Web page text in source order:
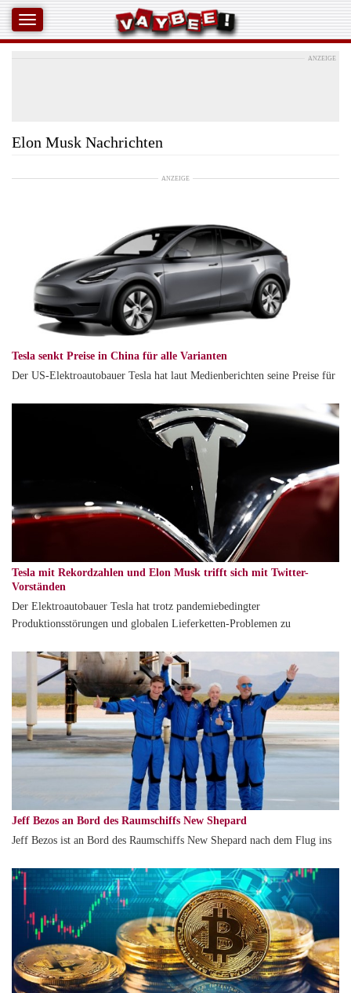
ANZEIGE
Elon Musk Nachrichten
ANZEIGE
Tesla senkt Preise in China für alle Varianten
Der US-Elektroautobauer Tesla hat laut Medienberichten seine Preise für
Tesla mit Rekordzahlen und Elon Musk trifft sich mit Twitter-
Vorständen
Der Elektroautobauer Tesla hat trotz pandemiebedingter
Produktionsstörungen und globalen Lieferketten-Problemen zu
Jeff Bezos an Bord des Raumschiffs New Shepard
Jeff Bezos ist an Bord des Raumschiffs New Shepard nach dem Flug ins